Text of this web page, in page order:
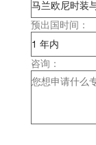
预出国时间：
咨询：